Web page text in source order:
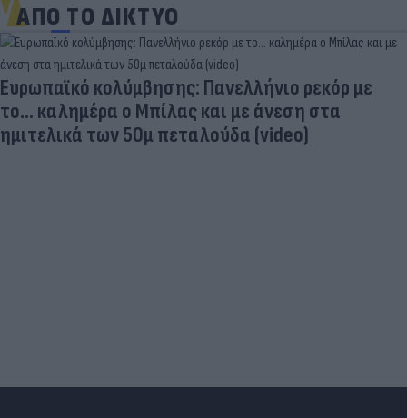
ΑΠΟ ΤΟ ΔΙΚΤΥΟ
Ευρωπαϊκό κολύμβησης: Πανελλήνιο ρεκόρ με
το... καλημέρα ο Μπίλας και με άνεση στα
ημιτελικά των 50μ πεταλούδα (video)